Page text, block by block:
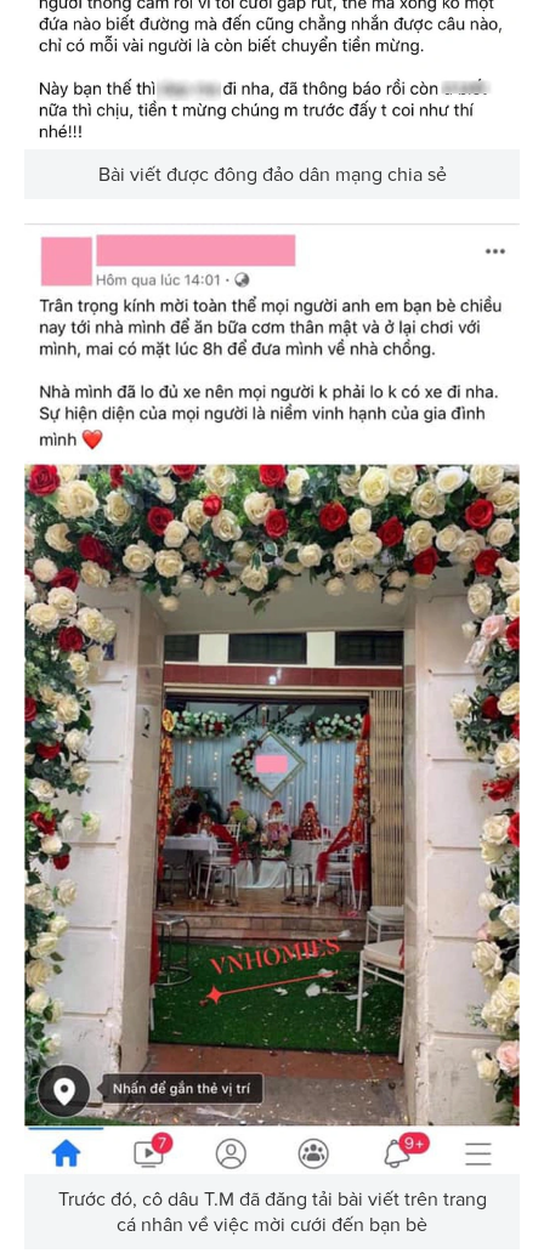
Bài viết được đông đảo dân mạng chia sẻ
Trước đó, cô dâu T.M đã đăng tải bài viết trên trang
cá nhân về việc mời cưới đến bạn bè